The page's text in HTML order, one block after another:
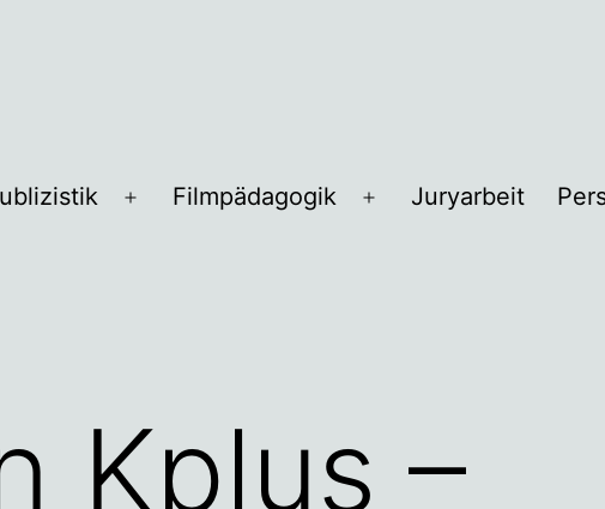
Menü
Filmpädagogik
Menü
Juryarbeit
Kplus –